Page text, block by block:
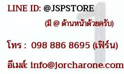
LINE ID:@JSPSTORE
(มี @ ด้านหน้าด้วยครับ)
โทร : 098 886 8695 (เฟิร์น)
อีเมล์: info@jorcharone.com